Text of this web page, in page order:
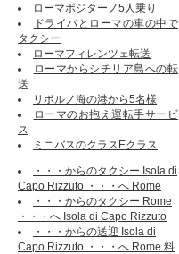
ローマポジターノ5人乗り
ドライバとローマの車の中で
タクシー
ローマフィレンツェ転送
ローマからシチリア島への転
送
リボルノ海の港から5名様
ローマのお抱え運転手サービ
ス
ミニバスのクラスEクラス
・・・からのタクシー Isola di
Capo Rizzuto ・・・へ Rome
・・・からのタクシー Rome
・・・へ Isola di Capo Rizzuto
・・・からの送迎 Isola di
Capo Rizzuto ・・・へ Rome 料